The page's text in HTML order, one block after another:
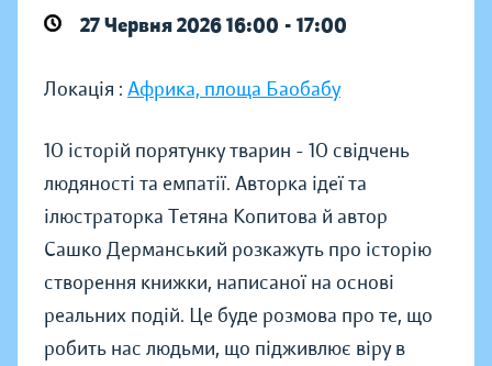
27 Червня 2026 16:00 - 17:00
Локація : Африка, площа Баобабу
10 історій порятунку тварин - 10 свідчень
людяності та емпатії. Авторка ідеї та
ілюстраторка Тетяна Копитова й автор
Сашко Дерманський розкажуть про історію
створення книжки, написаної на основі
реальних подій. Це буде розмова про те, що
робить нас людьми, що підживлює віру в